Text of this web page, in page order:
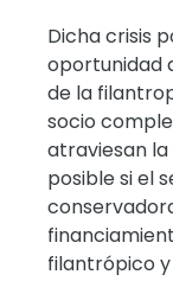
Dicha crisis
oportunidad
de la
socio
atraviesan la
posible si el
filantrópico